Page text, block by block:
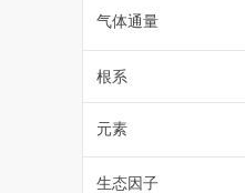
气体通量
根系
元素
生态因子